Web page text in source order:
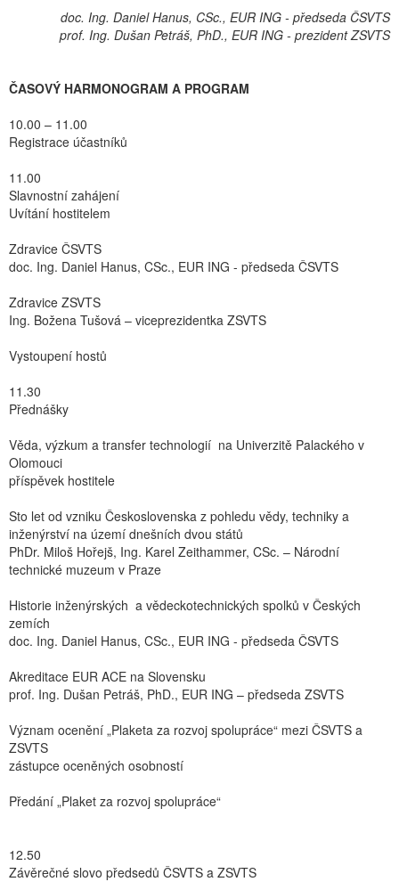
doc. Ing. Daniel Hanus, CSc., EUR ING - předseda ČSVTS
prof. Ing. Dušan Petráš, PhD., EUR ING - prezident ZSVTS
ČASOVÝ HARMONOGRAM A PROGRAM
10.00 – 11.00
Registrace účastníků
11.00
Slavnostní zahájení
Uvítání hostitelem
Zdravice ČSVTS
doc. Ing. Daniel Hanus, CSc., EUR ING - předseda ČSVTS
Zdravice ZSVTS
Ing. Božena Tušová – viceprezidentka ZSVTS
Vystoupení hostů
11.30
Přednášky
Věda, výzkum a transfer technologií na Univerzitě Palackého v
Olomouci
příspěvek hostitele
Sto let od vzniku Československa z pohledu vědy, techniky a
inženýrství na území dnešních dvou států
PhDr. Miloš Hořejš, Ing. Karel Zeithammer, CSc. – Národní
technické muzeum v Praze
Historie inženýrských a vědeckotechnických spolků v Českých
zemích
doc. Ing. Daniel Hanus, CSc., EUR ING - předseda ČSVTS
Akreditace EUR ACE na Slovensku
prof. Ing. Dušan Petráš, PhD., EUR ING – předseda ZSVTS
Význam ocenění „Plaketa za rozvoj spolupráce“ mezi ČSVTS a
ZSVTS
zástupce oceněných osobností
Předání „Plaket za rozvoj spolupráce“
12.50
Závěrečné slovo předsedů ČSVTS a ZSVTS